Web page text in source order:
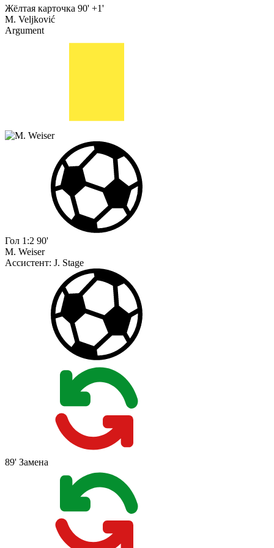
Жёлтая карточка 90' +1'
M. Veljković
Argument
Гол 1:2 90'
M. Weiser
Ассистент: J. Stage
89' Замена